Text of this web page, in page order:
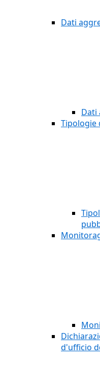
Dati
Dati
Tipologie
d'ufficio